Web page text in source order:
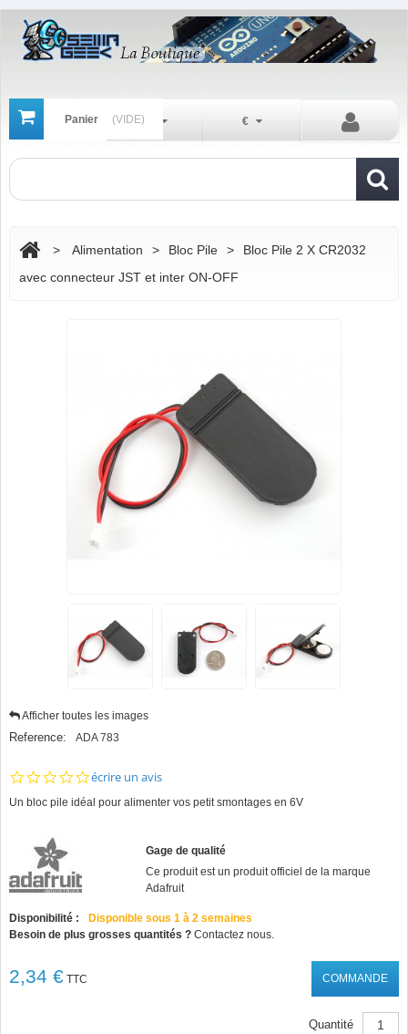
Panier (VIDE) €
Fr
> Alimentation > Bloc Pile >
Bloc Pile 2 X CR2032
avec connecteur JST et inter ON-OFF
Afficher toutes les images
Reference: ADA 783
0.0
rating
écrire un avis
Un bloc pile idéal pour alimenter vos petit smontages en 6V
Gage de qualité
Ce produit est un produit officiel de la marque
Adafruit
Disponibilité :
Disponible sous 1 à 2 semaines
Besoin de plus grosses quantités ?Contactez nous.
2,34 € TTC COMMANDE
Quantité